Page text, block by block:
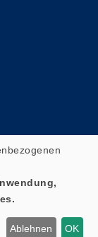
Ablehnen OK